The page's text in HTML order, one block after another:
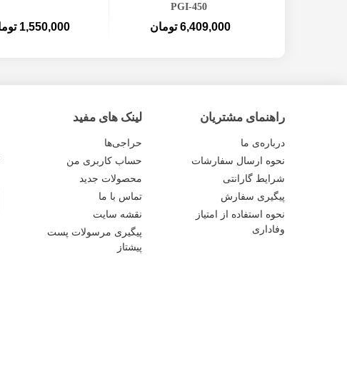
PGI-450
6,409,000 تومان 1,550,000 تومان
راهنمای مشتریان
درباره‌ی ما
نحوه ارسال سفارشات
شرایط گارانتی
پیگیری سفارش
نحوه استفاده از امتیاز
وفاداری
لینک های مفید
حراجی‌ها
حساب کاربری من
محصولات جدید
تماس با ما
نقشه سایت
پیگیری مرسولات پست
پیشتاز